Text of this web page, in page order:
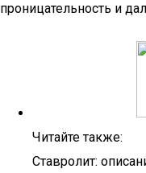
проницательность и
Читайте также:
Ставролит: